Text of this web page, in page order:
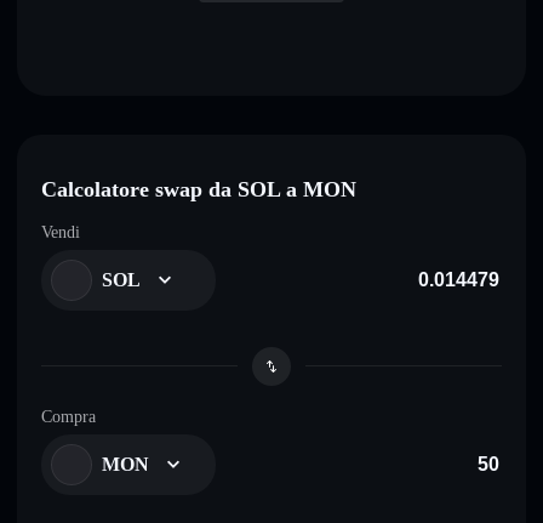
Calcolatore swap da SOL a MON
Vendi
SOL
Compra
MON